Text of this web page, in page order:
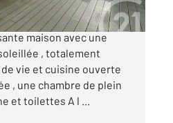
Mauger à coté de
maison avec une
, totalement
vie et cuisine ouverte
, une chambre de plein
et toilettes A l ...